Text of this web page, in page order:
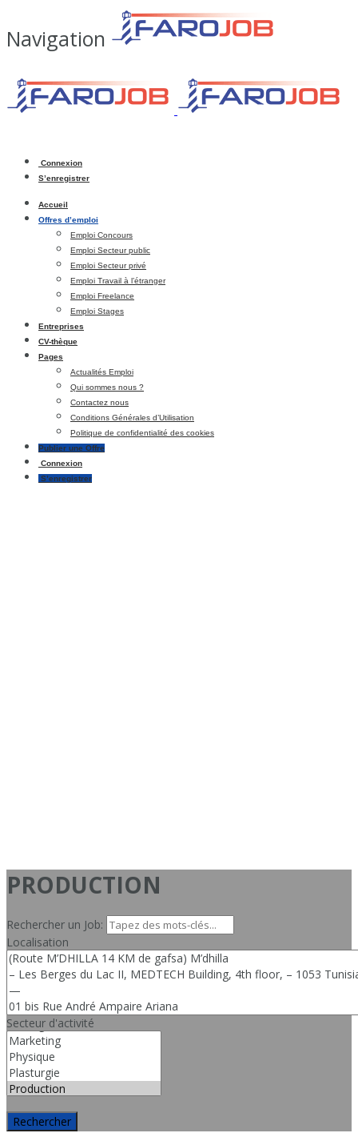
Navigation
Connexion
S’enregistrer
Accueil
Offres d’emploi
Emploi Concours
Emploi Secteur public
Emploi Secteur privé
Emploi Travail à l’étranger
Emploi Freelance
Emploi Stages
Entreprises
CV-thèque
Pages
Actualités Emploi
Qui sommes nous ?
Contactez nous
Conditions Générales d’Utilisation
Politique de confidentialité des cookies
Publier une Offre
Connexion
S’enregistrer
PRODUCTION
Rechercher un Job:
Localisation
Secteur d'activité
Rechercher